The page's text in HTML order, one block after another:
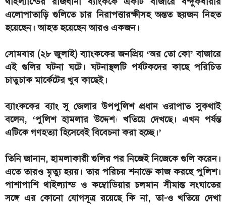
এলোপাতাড়ি গুলিতে চার নিরাপত্তারক্ষীসহ অন্তত ছয়জন নিহত
হয়েছেন। আহত হয়েছেন আরও একজন।
সোমবার (২৮ জুলাই) ব্যাংককের জনপ্রিয় ‘অর তো কো’ বাজারে
এই গুলির ঘটনা ঘটে। ঘটনাস্থলটি পর্যটকদের কাছে পরিচিত
চাতুচাক মার্কেটের খুব কাছেই।
ব্যাংককের ব্যাং সু জেলার উপপুলিশ প্রধান ওরাপাত সুকথাই
বলেন, ‘পুলিশ হামলার উদ্দেশ্য খতিয়ে দেখছে। এখন পর্যন্ত
এটিকে গণহত্যা হিসেবেই বিবেচনা করা হচ্ছে।’
তিনি জানান, হামলাকারী গুলির পর নিজেই নিজেকে গুলি করেন।
এতে তারও মৃত্যু হয়য়। তার পরিচয় শনাক্তে কাজ করছে পুলিশ।
পাশাপাশি থাইল্যান্ড ও কম্বোডিয়ার চলমান সীমান্ত সংঘাতের
সঙ্গে এর কোনো যোগসূত্র রয়েছে কি না, তা-ও খতিয়ে দেখা